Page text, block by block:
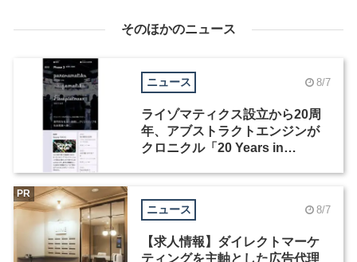
そのほかのニュース
ニュース 8/7
ライゾマティクス設立から20周
年、アブストラクトエンジンが
クロニクル「20 Years in
ニュース 8/7
【求人情報】ダイレクトマーケ
ティングを主軸とした広告代理
PR